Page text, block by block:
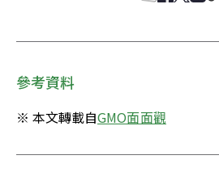
參考資料
※ 本文轉載自GMO面面觀